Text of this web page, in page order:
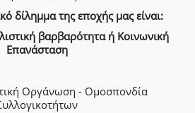
δίλημμα της εποχής μας είναι:
βαρβαρότητα ή Κοινωνική
Επανάσταση
Οργάνωση - Ομοσπονδία